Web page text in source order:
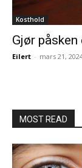
Kosthold
Gjør
Eilert - mars 21,
MOST READ